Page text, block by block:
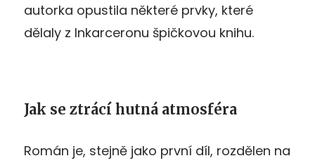
autorka opustila některé prvky, které
dělaly z Inkarceronu špičkovou knihu.
Jak se ztrácí hutná atmosféra
Román je, stejně jako první díl, rozdělen na